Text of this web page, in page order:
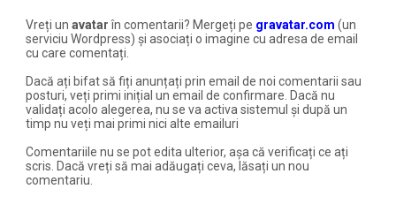
Vreți unavatarîn comentarii? Mergeți pe gravatar.com (un
serviciu Wordpress) și asociați o imagine cu adresa de email
cu care comentați.
Dacă ați bifat să fiți anunțați prin email de noi comentarii sau
posturi, veți primi inițial un email de confirmare. Dacă nu
validați acolo alegerea, nu se va activa sistemul și după un
timp nu veți mai primi nici alte emailuri
Comentariile nu se pot edita ulterior, așa că verificați ce ați
scris. Dacă vreți să mai adăugați ceva, lăsați un nou
comentariu.